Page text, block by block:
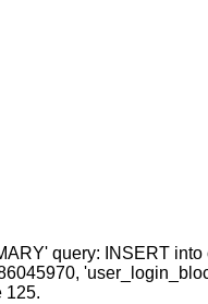
query: INSERT
125.